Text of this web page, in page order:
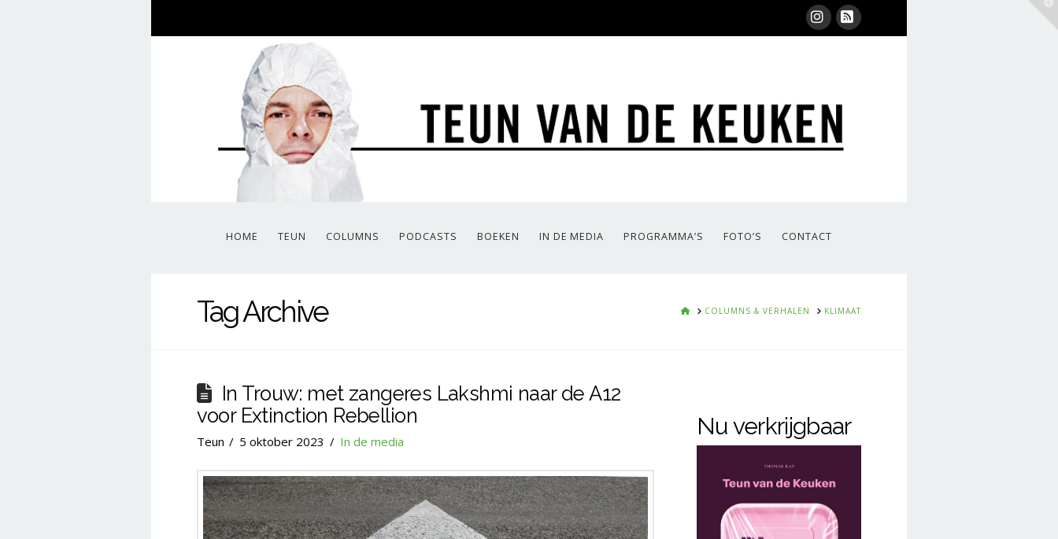
Instagram
RSS
HOME TEUN COLUMNS PODCASTS BOEKEN IN DE MEDIA PROGRAMMA’S FOTO’S CONTACT
Tag Archive HOMECOLUMNS & VERHALEN KLIMAAT
In Trouw: met zangeres Lakshmi naar de A12
voor Extinction Rebellion
Teun 5 oktober 2023 In de media
Nu verkrijgbaar